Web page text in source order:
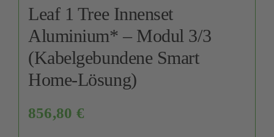
Leaf 1 Tree Innenset
Aluminium* – Modul 3/3
(Kabelgebundene Smart
Home-Lösung)
856,80 €